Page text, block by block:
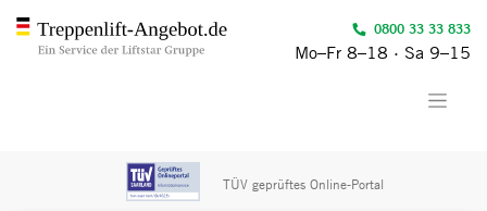
0800 33 33 833
Mo–Fr 8–18 · Sa 9–15
TÜV geprüftes Online-Portal